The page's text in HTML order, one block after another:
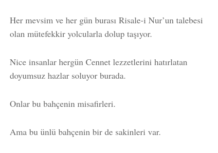
Her mevsim ve her gün burası Risale-i Nur’un talebesi
olan mütefekkir yolcularla dolup taşıyor.
Nice insanlar hergün Cennet lezzetlerini hatırlatan
doyumsuz hazlar soluyor burada.
Onlar bu bahçenin misafirleri.
Ama bu ünlü bahçenin bir de sakinleri var.